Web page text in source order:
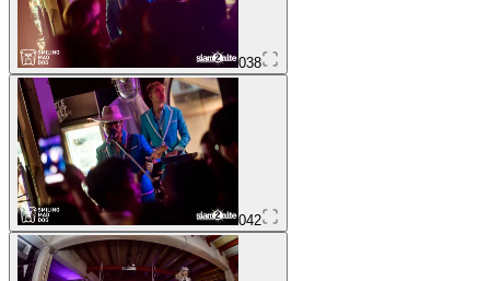
038
042